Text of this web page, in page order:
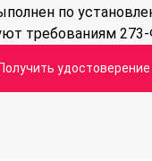
по
требованиям
Получить удостоверение